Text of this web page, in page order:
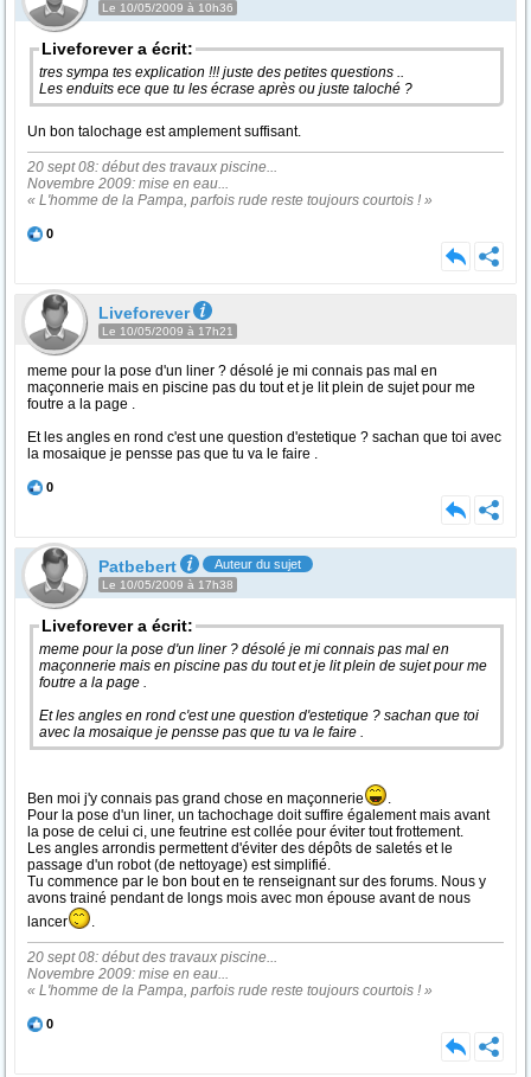
Le 10/05/2009 à 10h36
Liveforever a écrit:
tres sympa tes explication !!! juste des petites questions ..
Les enduits ece que tu les écrase après ou juste taloché ?
Un bon talochage est amplement suffisant.
20 sept 08: début des travaux piscine...
Novembre 2009: mise en eau...
« L'homme de la Pampa, parfois rude reste toujours courtois ! »
0
Liveforever
Le 10/05/2009 à 17h21
meme pour la pose d'un liner ? désolé je mi connais pas mal en
maçonnerie mais en piscine pas du tout et je lit plein de sujet pour me
foutre a la page .
Et les angles en rond c'est une question d'estetique ? sachan que toi avec
la mosaique je pensse pas que tu va le faire .
0
Patbebert Auteur du sujet
Le 10/05/2009 à 17h38
Liveforever a écrit:
meme pour la pose d'un liner ? désolé je mi connais pas mal en
maçonnerie mais en piscine pas du tout et je lit plein de sujet pour me
foutre a la page .
Et les angles en rond c'est une question d'estetique ? sachan que toi
avec la mosaique je pensse pas que tu va le faire .
Ben moi j'y connais pas grand chose en maçonnerie
.
Pour la pose d'un liner, un tachochage doit suffire également mais avant
la pose de celui ci, une feutrine est collée pour éviter tout frottement.
Les angles arrondis permettent d'éviter des dépôts de saletés et le
passage d'un robot (de nettoyage) est simplifié.
Tu commence par le bon bout en te renseignant sur des forums. Nous y
avons trainé pendant de longs mois avec mon épouse avant de nous
lancer
.
20 sept 08: début des travaux piscine...
Novembre 2009: mise en eau...
« L'homme de la Pampa, parfois rude reste toujours courtois ! »
0